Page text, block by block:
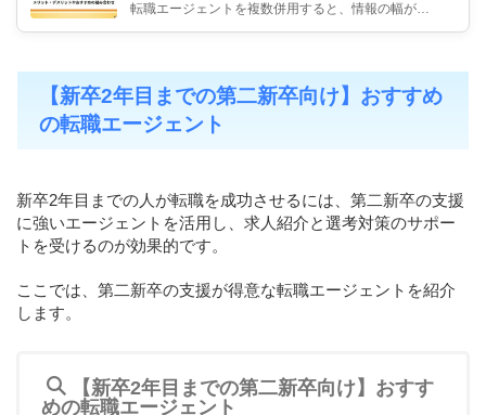
転職エージェントを複数併用すると、情報の幅が広
【新卒2年目までの第二新卒向け】おすすめ
の転職エージェント
新卒2年目までの人が転職を成功させるには、第二新卒の支援
に強いエージェントを活用し、求人紹介と選考対策のサポー
トを受けるのが効果的です。
ここでは、第二新卒の支援が得意な転職エージェントを紹介
します。
【新卒2年目までの第二新卒向け】おすす
めの転職エージェント